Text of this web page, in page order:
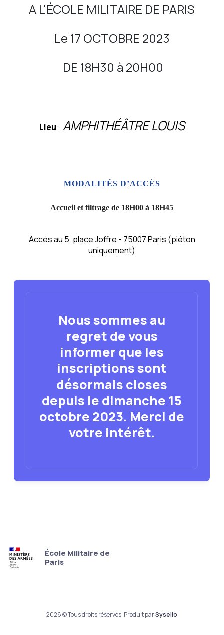
A L'ÉCOLE MILITAIRE DE PARIS
Le 17 OCTOBRE 2023
DE 18H30 à 20H00
Lieu : AMPHITHÉÂTRE LOUIS
MODALITÉS D’ACCÈS
Accueil et filtrage de 18H00 à 18H45
Accès au 5, place Joffre - 75007 Paris (piéton
uniquement)
Nous sommes au
regret de vous
informer que les
inscriptions sont
désormais closes
depuis le dimanche 15
octobre 2023. Merci de
votre intérêt.
École Militaire de
Paris
2026 © Tous droits réservés. Produit parSyselio